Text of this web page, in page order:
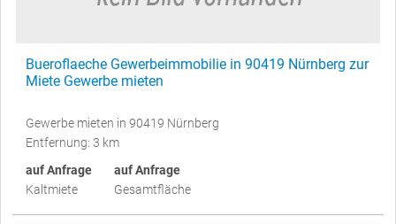
Bueroflaeche Gewerbeimmobilie in 90419 Nürnberg zur
Miete Gewerbe mieten
Gewerbe mieten in 90419 Nürnberg
Entfernung: 3 km
auf Anfrage
Kaltmiete
auf Anfrage
Gesamtfläche